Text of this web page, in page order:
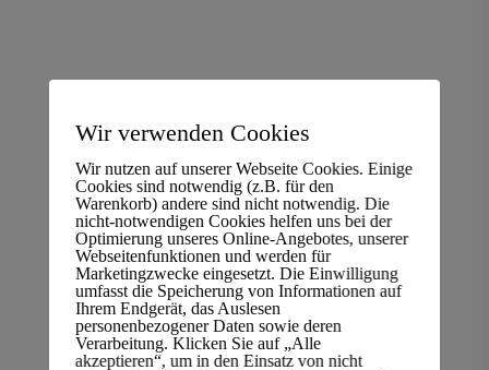
Wir verwenden Cookies
Wir nutzen auf unserer Webseite Cookies. Einige
Cookies sind notwendig (z.B. für den
Warenkorb) andere sind nicht notwendig. Die
nicht-notwendigen Cookies helfen uns bei der
Optimierung unseres Online-Angebotes, unserer
Webseitenfunktionen und werden für
Marketingzwecke eingesetzt. Die Einwilligung
umfasst die Speicherung von Informationen auf
Ihrem Endgerät, das Auslesen
personenbezogener Daten sowie deren
Verarbeitung. Klicken Sie auf „Alle
akzeptieren“, um in den Einsatz von nicht